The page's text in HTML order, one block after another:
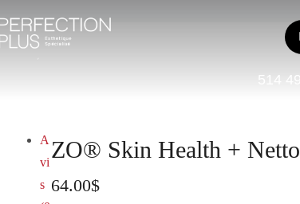
514
ZO® Skin Health +
64.00$
A
vi
s